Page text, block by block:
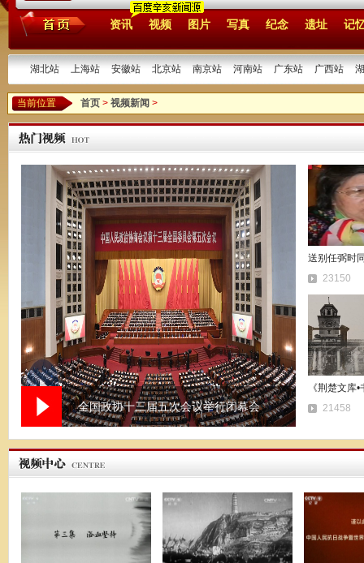
资讯 视频 图片 写真 纪念 遗址 记
湖北站 上海站 安徽站 北京站 南京站 河南站 广东站 广西站
当前位置 首页 > 视频新闻 >
全国政协十三届五次会议举行闭幕会
送别任弼时
23150
《荆楚文库
21458